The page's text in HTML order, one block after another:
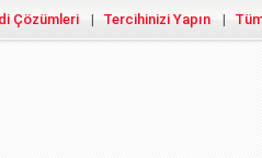
Çözümleri Tercihinizi Yapın